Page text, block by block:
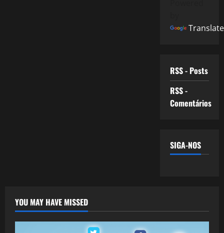
Translate
RSS - Posts
RSS -
Comentários
SIGA-NOS
YOU MAY HAVE MISSED